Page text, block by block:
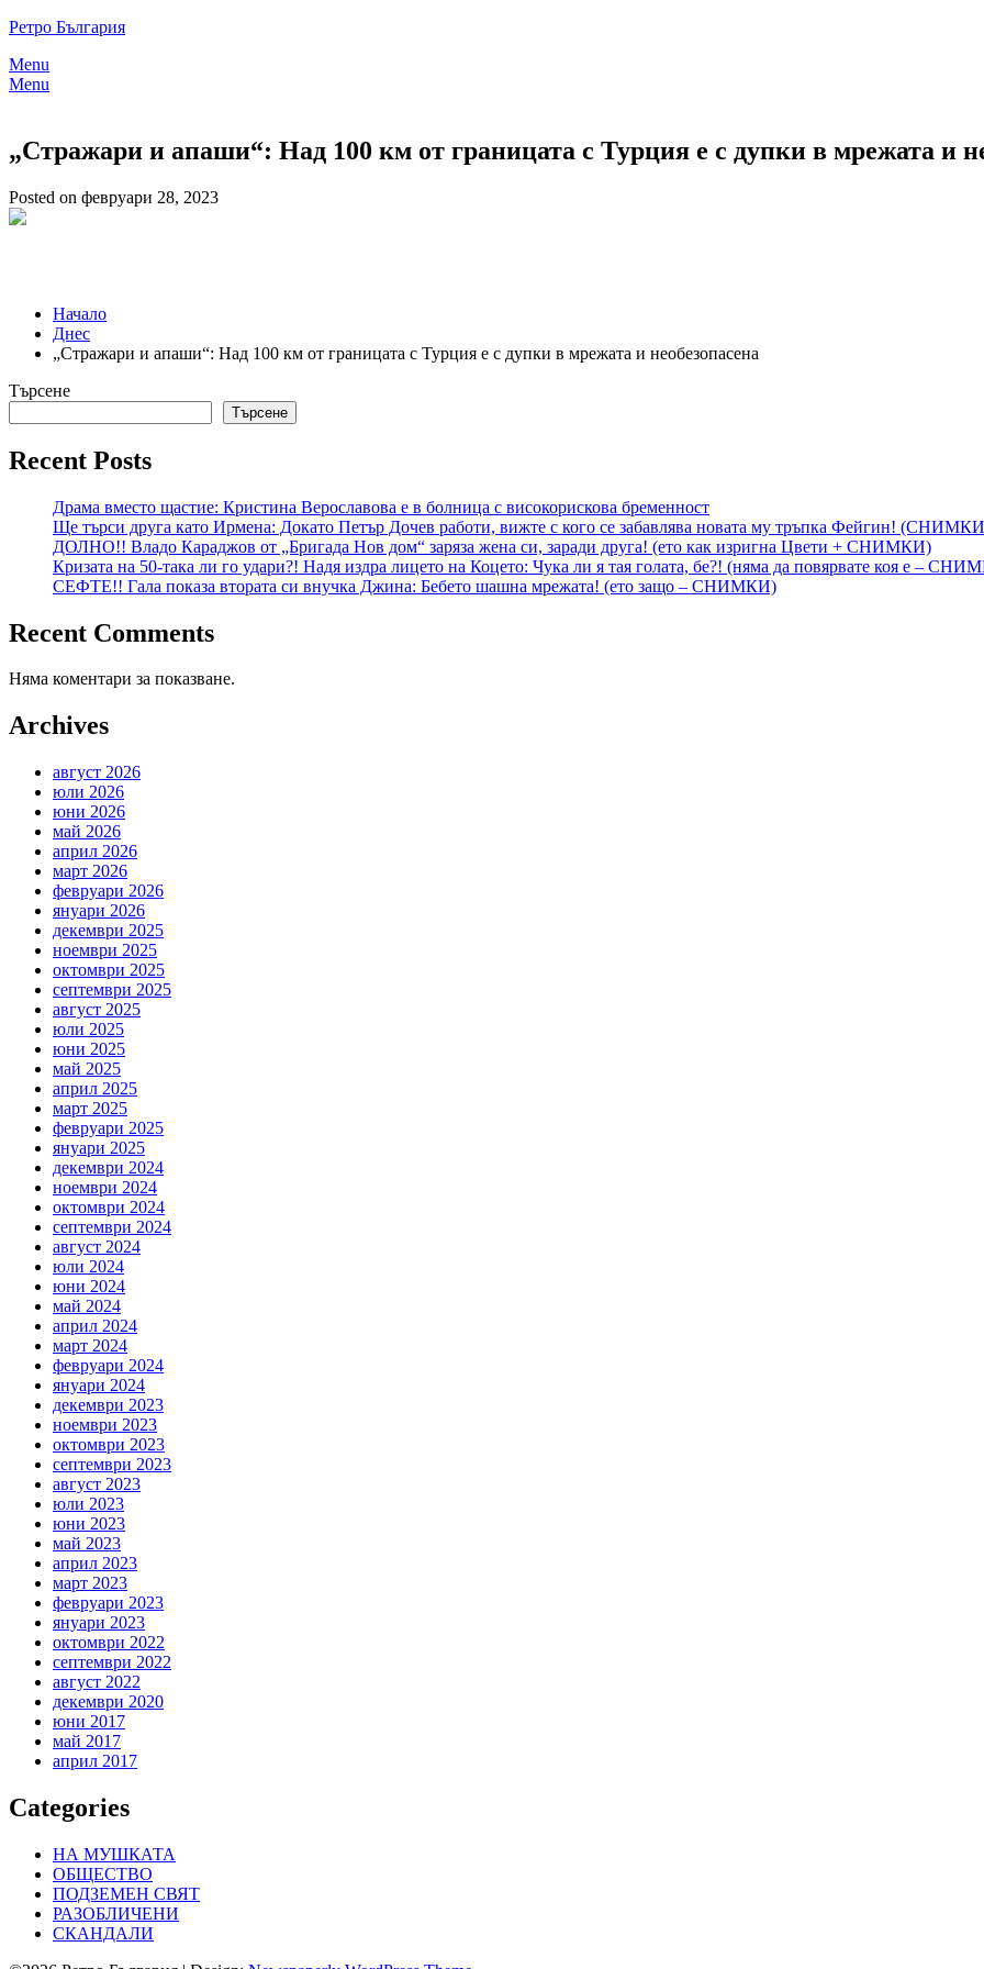
Skip
content
Ретро България
Menu
Menu
„Стражари и апаши“: Над 100 км oт границата с Турция е с дупки в мрежата и
Posted on февруари 28, 2023
Начало
Днес
„Стражари и апаши“: Над 100 км oт границата с Турция е с дупки в мрежата и необезопасена
Търсене
Търсене
Recent Posts
Драма вместо щастие: Кристина Верославова е в болница с високорискова бременност
Ще търси друга като Ирмена: Докато Петър Дочев работи, вижте с кого се забавлява новата му тръпка Фейгин!
ДОЛНО!! Владо Караджов от „Бригада Нов дом“ заряза жена си, заради друга! (ето как изригна Цвети + СНИМКИ)
Кризата на 50-така ли го удари?! Надя издра лицето на Коцето: Чука ли я тая голата, бе?! (няма да повярвате коя е –
СЕФТЕ!! Гала показа втората си внучка Джина: Бебето шашна мрежата! (ето защо – СНИМКИ)
Recent Comments
Няма коментари за показване.
Archives
август 2026
юли 2026
юни 2026
май 2026
април 2026
март 2026
февруари 2026
януари 2026
декември 2025
ноември 2025
октомври 2025
септември 2025
август 2025
юли 2025
юни 2025
май 2025
април 2025
март 2025
февруари 2025
януари 2025
декември 2024
ноември 2024
октомври 2024
септември 2024
август 2024
юли 2024
юни 2024
май 2024
април 2024
март 2024
февруари 2024
януари 2024
декември 2023
ноември 2023
октомври 2023
септември 2023
август 2023
юли 2023
юни 2023
май 2023
април 2023
март 2023
февруари 2023
януари 2023
октомври 2022
септември 2022
август 2022
декември 2020
юни 2017
май 2017
април 2017
Categories
НА МУШКАТА
ОБЩЕСТВО
ПОДЗЕМЕН СВЯТ
РАЗОБЛИЧЕНИ
СКАНДАЛИ